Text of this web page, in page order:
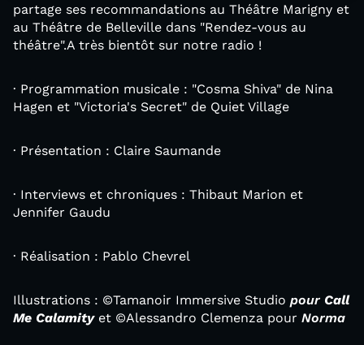
partage ses recommandations au Théâtre Marigny et
au Théâtre de Belleville dans "Rendez-vous au
théâtre".A très bientôt sur notre radio !
· Programmation musicale : "Cosma Shiva" de Nina
Hagen et "Victoria's Secret" de Quiet Village
· Présentation : Claire Saumande
· Interviews et chroniques : Thibaut Marion et
Jennifer Gaudu
· Réalisation : Pablo Chevrel
Illustrations : ©Tamanoir Immersive Studio pour Call
Me Calamity et ©Alessandro Clemenza pour Norma